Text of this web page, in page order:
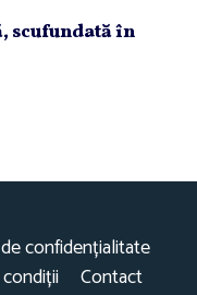
scufundată în
confidențialitate
Contact